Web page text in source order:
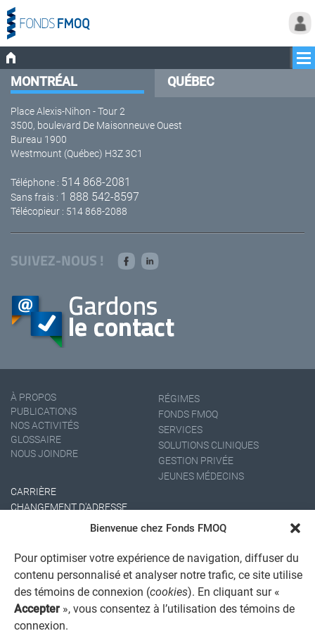
Bienvenue chez Fonds FMOQ
Pour optimiser votre expérience de navigation, diffuser du
contenu personnalisé et analyser notre trafic, ce site utilise
des témoins de connexion (cookies). En cliquant sur «
Accepter », vous consentez à l’utilisation des témoins de
connexion.
MONTRÉAL QUÉBEC
Place Alexis-Nihon - Tour 2
3500, boulevard De Maisonneuve Ouest
Bureau 1900
Westmount (Québec) H3Z 3C1
Téléphone : 514 868-2081
Sans frais : 1 888 542-8597
Télécopieur : 514 868-2088
SUIVEZ-NOUS !
À PROPOS
PUBLICATIONS
NOS ACTIVITÉS
GLOSSAIRE
NOUS JOINDRE
RÉGIMES
FONDS FMOQ
SERVICES
SOLUTIONS CLINIQUES
GESTION PRIVÉE
JEUNES MÉDECINS
CARRIÈRE
CHANGEMENT D'ADRESSE